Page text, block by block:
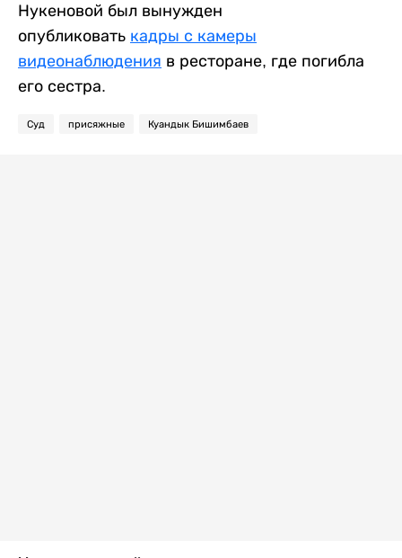
Нукеновой был вынужден
опубликовать кадры с камеры
видеонаблюдения в ресторане, где погибла
его сестра.
Суд присяжные Куандык Бишимбаев